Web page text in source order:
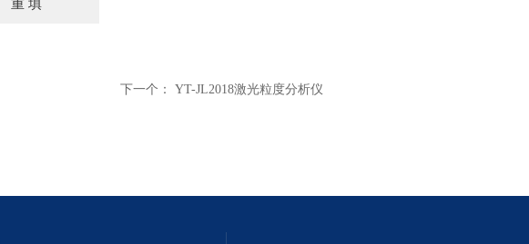
下一个： YT-JL2018激光粒度分析仪